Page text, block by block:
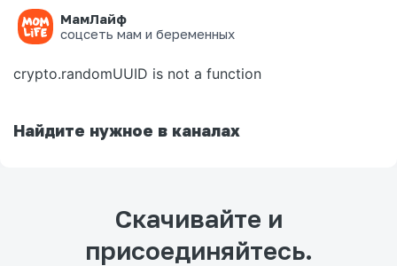
МамЛайф
соцсеть мам и беременных
Ошибка на странице
crypto.randomUUID is not a function
Найдите нужное в каналах
Скачивайте и
присоединяйтесь.